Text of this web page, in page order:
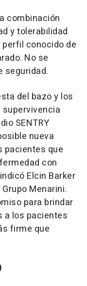
combinación
y tolerabilidad
conocido de
No se
seguridad.
del bazo y los
SENTRY
nueva
pacientes que
con
Elcin Barker
Menarini.
para brindar
los pacientes
firme que